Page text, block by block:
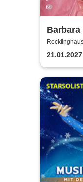
Barbara